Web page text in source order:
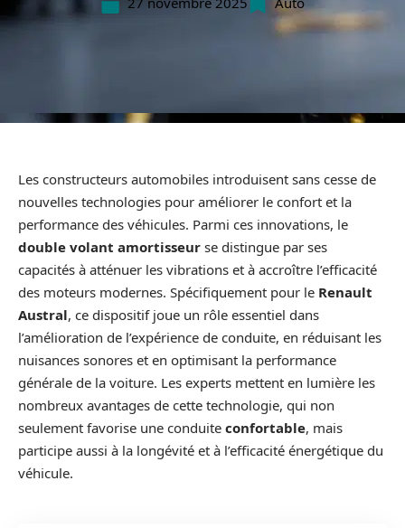
Les constructeurs automobiles introduisent sans cesse de
nouvelles technologies pour améliorer le confort et la
performance des véhicules. Parmi ces innovations, le
double volant amortisseur se distingue par ses
capacités à atténuer les vibrations et à accroître l’efficacité
des moteurs modernes. Spécifiquement pour le Renault
Austral, ce dispositif joue un rôle essentiel dans
l’amélioration de l’expérience de conduite, en réduisant les
nuisances sonores et en optimisant la performance
générale de la voiture. Les experts mettent en lumière les
nombreux avantages de cette technologie, qui non
seulement favorise une conduite confortable, mais
participe aussi à la longévité et à l’efficacité énergétique du
véhicule.